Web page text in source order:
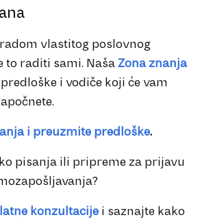
vlastitog poslovnog
to raditi sami. Naša Zona znanja
i vodiče koji će vam
i preuzmite predloške.
pisanja ili pripreme za prijavu
konzultacije i saznajte kako